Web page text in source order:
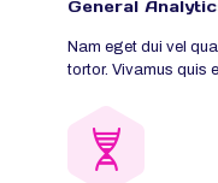
General
Nam eget dui vel
tortor. Vivamus quis